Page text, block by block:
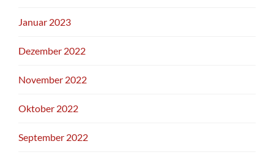
Januar 2023
Dezember 2022
November 2022
Oktober 2022
September 2022